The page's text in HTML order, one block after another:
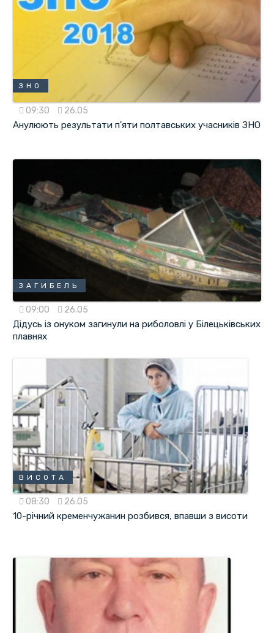
ЗНО
09:30 26.05
Анулюють результати п'яти полтавських учасників ЗНО
ЗАГИБЕЛЬ
09:00 26.05
Дідусь із онуком загинули на риболовлі у Білецьківських
плавнях
ВИСОТА
08:30 26.05
10-річний кременчужанин розбився, впавши з висоти